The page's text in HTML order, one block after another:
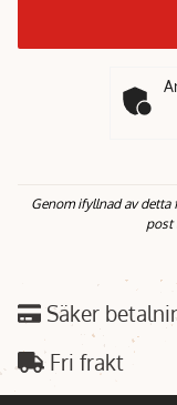
Genom ifyllnad av detta
post
Säker
Fri frakt